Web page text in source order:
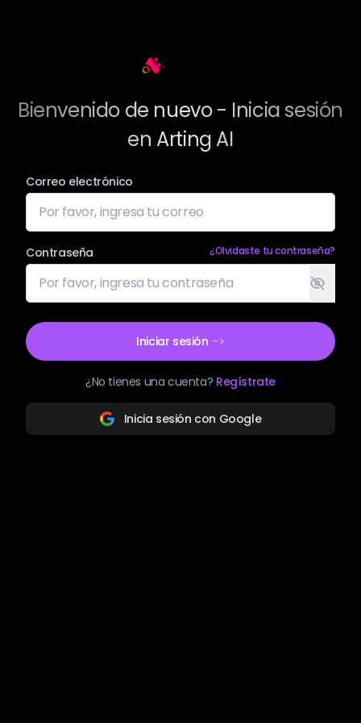
Bienvenido de nuevo - Inicia sesión
en Arting AI
Correo electrónico
Contraseña ¿Olvidaste tu contraseña?
Iniciar sesión ->
¿No tienes una cuenta? Regístrate
Inicia sesión con Google